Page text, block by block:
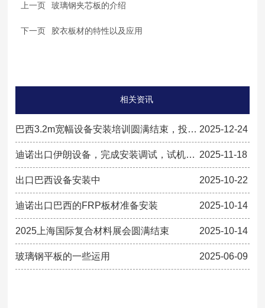
上一页 玻璃钢夹芯板的介绍
下一页 胶衣板材的特性以及应用
相关资讯
巴西3.2m宽幅设备安装培训圆满结束，投入
生产
2025-12-24
迪诺出口伊朗设备，完成安装调试，试机生
产
2025-11-18
出口巴西设备安装中 2025-10-22
迪诺出口巴西的FRP板材准备安装 2025-10-14
2025上海国际复合材料展会圆满结束 2025-10-14
玻璃钢平板的一些运用 2025-06-09